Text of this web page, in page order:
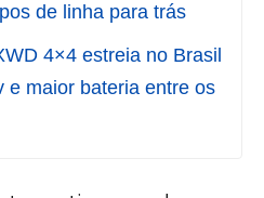
de linha para trás
4×4 estreia no Brasil
e maior bateria entre os